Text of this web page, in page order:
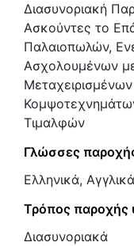
Διασυνοριακή
Ασκούντες το
Παλαιοπωλών,
Ασχολουμένων
Τιμαλφών
Γλώσσες
Ελληνικά, Αγγλικά
Τρόπος παροχής
Διασυνοριακά